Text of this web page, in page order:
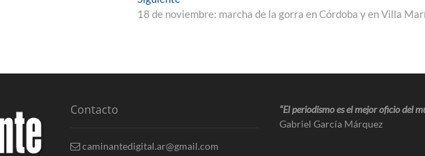
18 de noviembre: marcha de la gorra en Córdoba y en Villa
Contacto
caminantedigital.ar@gmail.com
“El periodismo es el mejor oficio del
Gabriel García Márquez